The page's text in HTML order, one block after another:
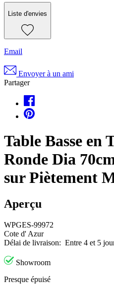
Liste d'envies
Email
Envoyer à un ami
Partager
Table Basse en
Ronde Dia
sur Piètement
Aperçu
WPGES-99972
Cote d' Azur
Délai de livraison: Entre 4 et 5
Showroom
Presque épuisé